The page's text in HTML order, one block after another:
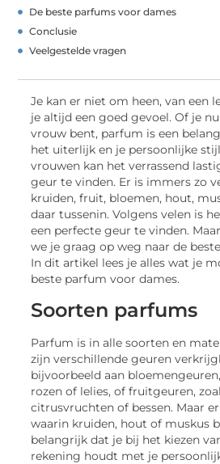
De beste parfums voor dames
Conclusie
Veelgestelde vragen
Je kan er niet om heen, van een
je altijd een goed gevoel. Of je
vrouw bent, parfum is een
het uiterlijk en je persoonlijke
vrouwen kan het verrassend
geur te vinden. Er is immers zo
kruiden, fruit, bloemen, hout,
daar tussenin. Volgens velen is
een perfecte geur te vinden.
we je graag op weg naar de
In dit artikel lees je alles wat je
beste parfum voor dames.
Soorten parfums
Parfum is in alle soorten en
zijn verschillende geuren
bijvoorbeeld aan
rozen of lelies, of fruitgeuren,
citrusvruchten of bessen. Maar
waarin kruiden, hout of muskus
belangrijk dat je bij het kiezen
rekening houdt met je